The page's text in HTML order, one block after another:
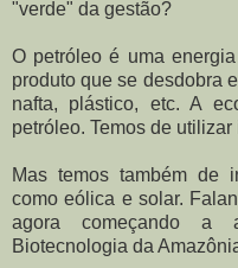
"verde" da gestão?
O petróleo é uma
produto que se desdobra
nafta, plástico, etc. A
petróleo. Temos de
Mas temos também de
como eólica e solar.
agora começando a
Biotecnologia da